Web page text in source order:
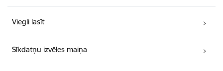
Viegli lasīt
Sīkdatņu izvēles maiņa